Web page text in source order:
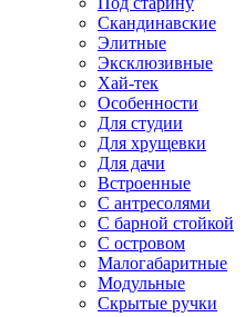
Скандинавские
Элитные
Эксклюзивные
Хай-тек
Особенности
Для студии
Для хрущевки
Для дачи
Встроенные
С антресолями
С барной стойкой
С островом
Малогабаритные
Модульные
Скрытые ручки